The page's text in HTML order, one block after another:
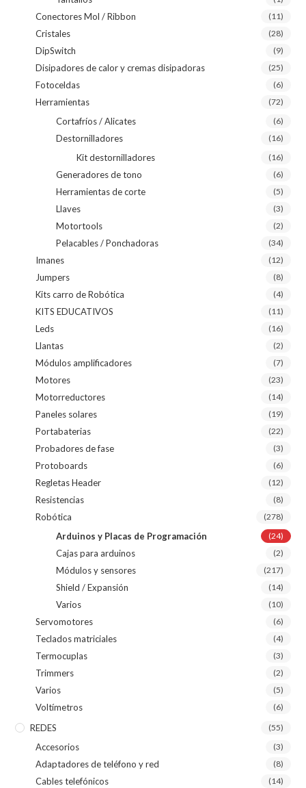
Conectores Mol / Ribbon (11)
Cristales (28)
DipSwitch (9)
Disipadores de calor y cremas disipadoras (25)
Fotoceldas (6)
Herramientas (72)
Cortafríos / Alicates (6)
Destornilladores (16)
Kit destornilladores (16)
Generadores de tono (6)
Herramientas de corte (5)
Llaves (3)
Motortools (2)
Pelacables / Ponchadoras (34)
Imanes (12)
Jumpers (8)
Kits carro de Robótica (4)
KITS EDUCATIVOS (11)
Leds (16)
Llantas (2)
Módulos amplificadores (7)
Motores (23)
Motorreductores (14)
Paneles solares (19)
Portabaterias (22)
Probadores de fase (3)
Protoboards (6)
Regletas Header (12)
Resistencias (8)
Robótica (278)
Arduinos y Placas de Programación (24)
Cajas para arduinos (2)
Módulos y sensores (217)
Shield / Expansión (14)
Varios (10)
Servomotores (6)
Teclados matriciales (4)
Termocuplas (3)
Trimmers (2)
Varios (5)
Voltímetros (6)
REDES (55)
Accesorios (3)
Adaptadores de teléfono y red (8)
Cables telefónicos (14)